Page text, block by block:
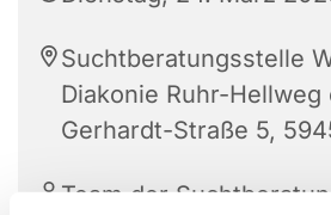
Suchtberatungsstelle
Diakonie Ruhr-Hellweg
Gerhardt-Straße 5,
Team der